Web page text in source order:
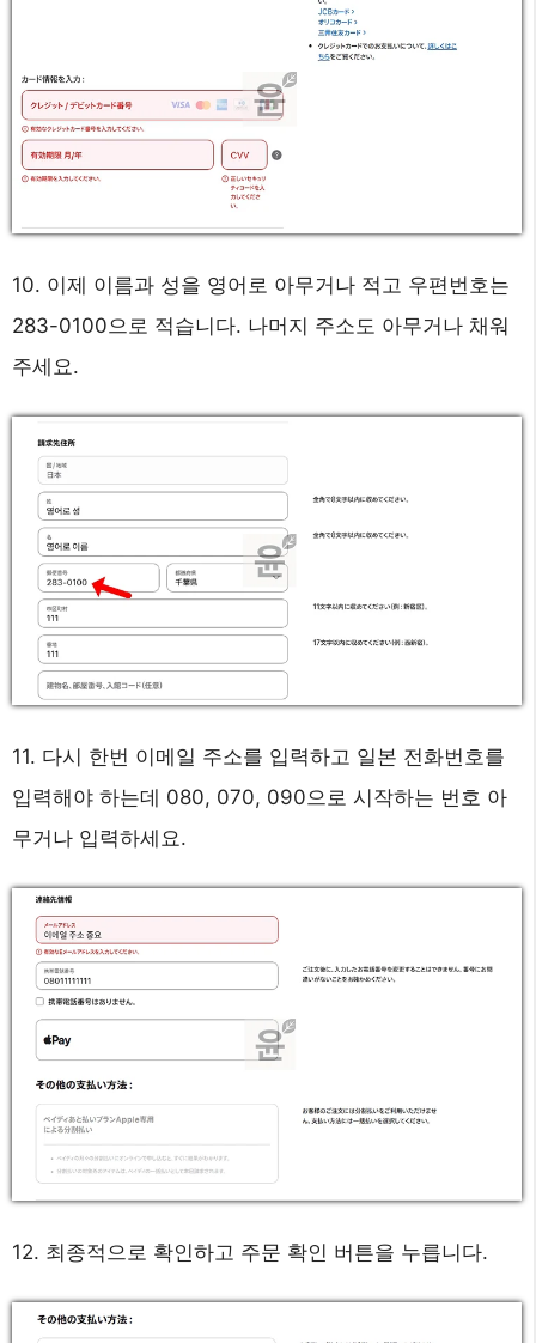
10. 이제 이름과 성을 영어로 아무거나 적고 우편번호는
283-0100으로 적습니다. 나머지 주소도 아무거나 채워
주세요.
11. 다시 한번 이메일 주소를 입력하고 일본 전화번호를
입력해야 하는데 080, 070, 090으로 시작하는 번호 아
무거나 입력하세요.
12. 최종적으로 확인하고 주문 확인 버튼을 누릅니다.